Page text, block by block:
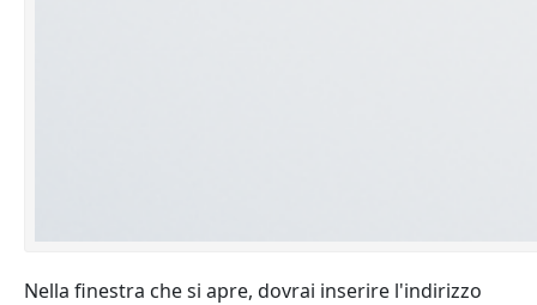
Nella finestra che si apre, dovrai inserire l'indirizzo